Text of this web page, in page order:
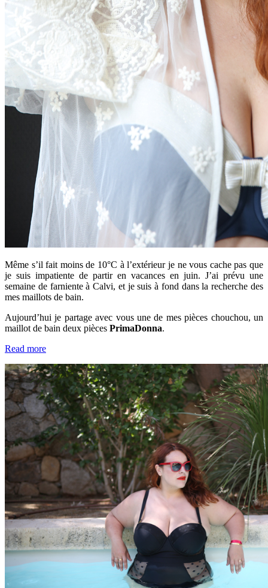
Même s’il fait moins de 10°C à l’extérieur je ne vous cache pas que
je suis impatiente de partir en vacances en juin. J’ai prévu une
semaine de farniente à Calvi, et je suis à fond dans la recherche des
mes maillots de bain.
Aujourd’hui je partage avec vous une de mes pièces chouchou, un
maillot de bain deux pièces PrimaDonna.
Read more